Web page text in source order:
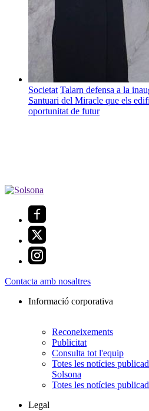
Societat Talarn defensa a la
Santuari del Miracle que els
oportunitat de futur
Contacta amb nosaltres
Informació corporativa
Reconeixements
Publicitat
Consulta tot l'equip
Totes les notícies
Solsona
Totes les notícies
Legal